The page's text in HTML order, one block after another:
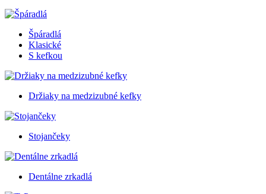
Špáradlá
Klasické
S kefkou
Držiaky na medzizubné kefky
Stojančeky
Dentálne zrkadlá